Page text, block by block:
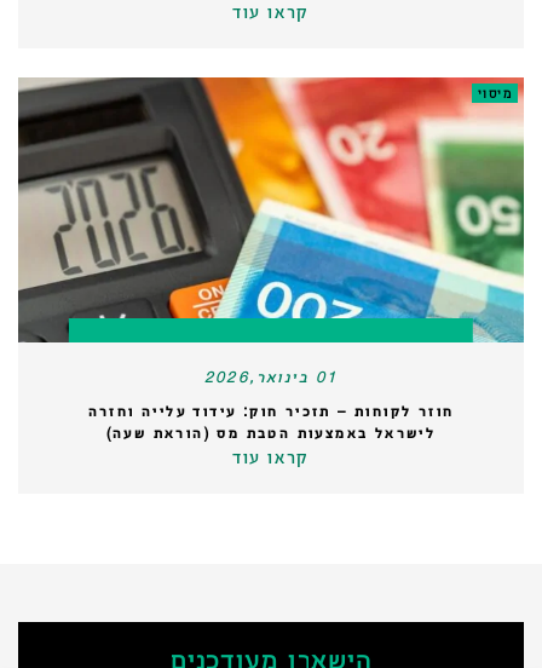
קראו עוד
מיסוי
01 בינואר,2026
חוזר לקוחות – תזכיר חוק: עידוד עלייה וחזרה
לישראל באמצעות הטבת מס (הוראת שעה)
קראו עוד
הישארו מעודכנים